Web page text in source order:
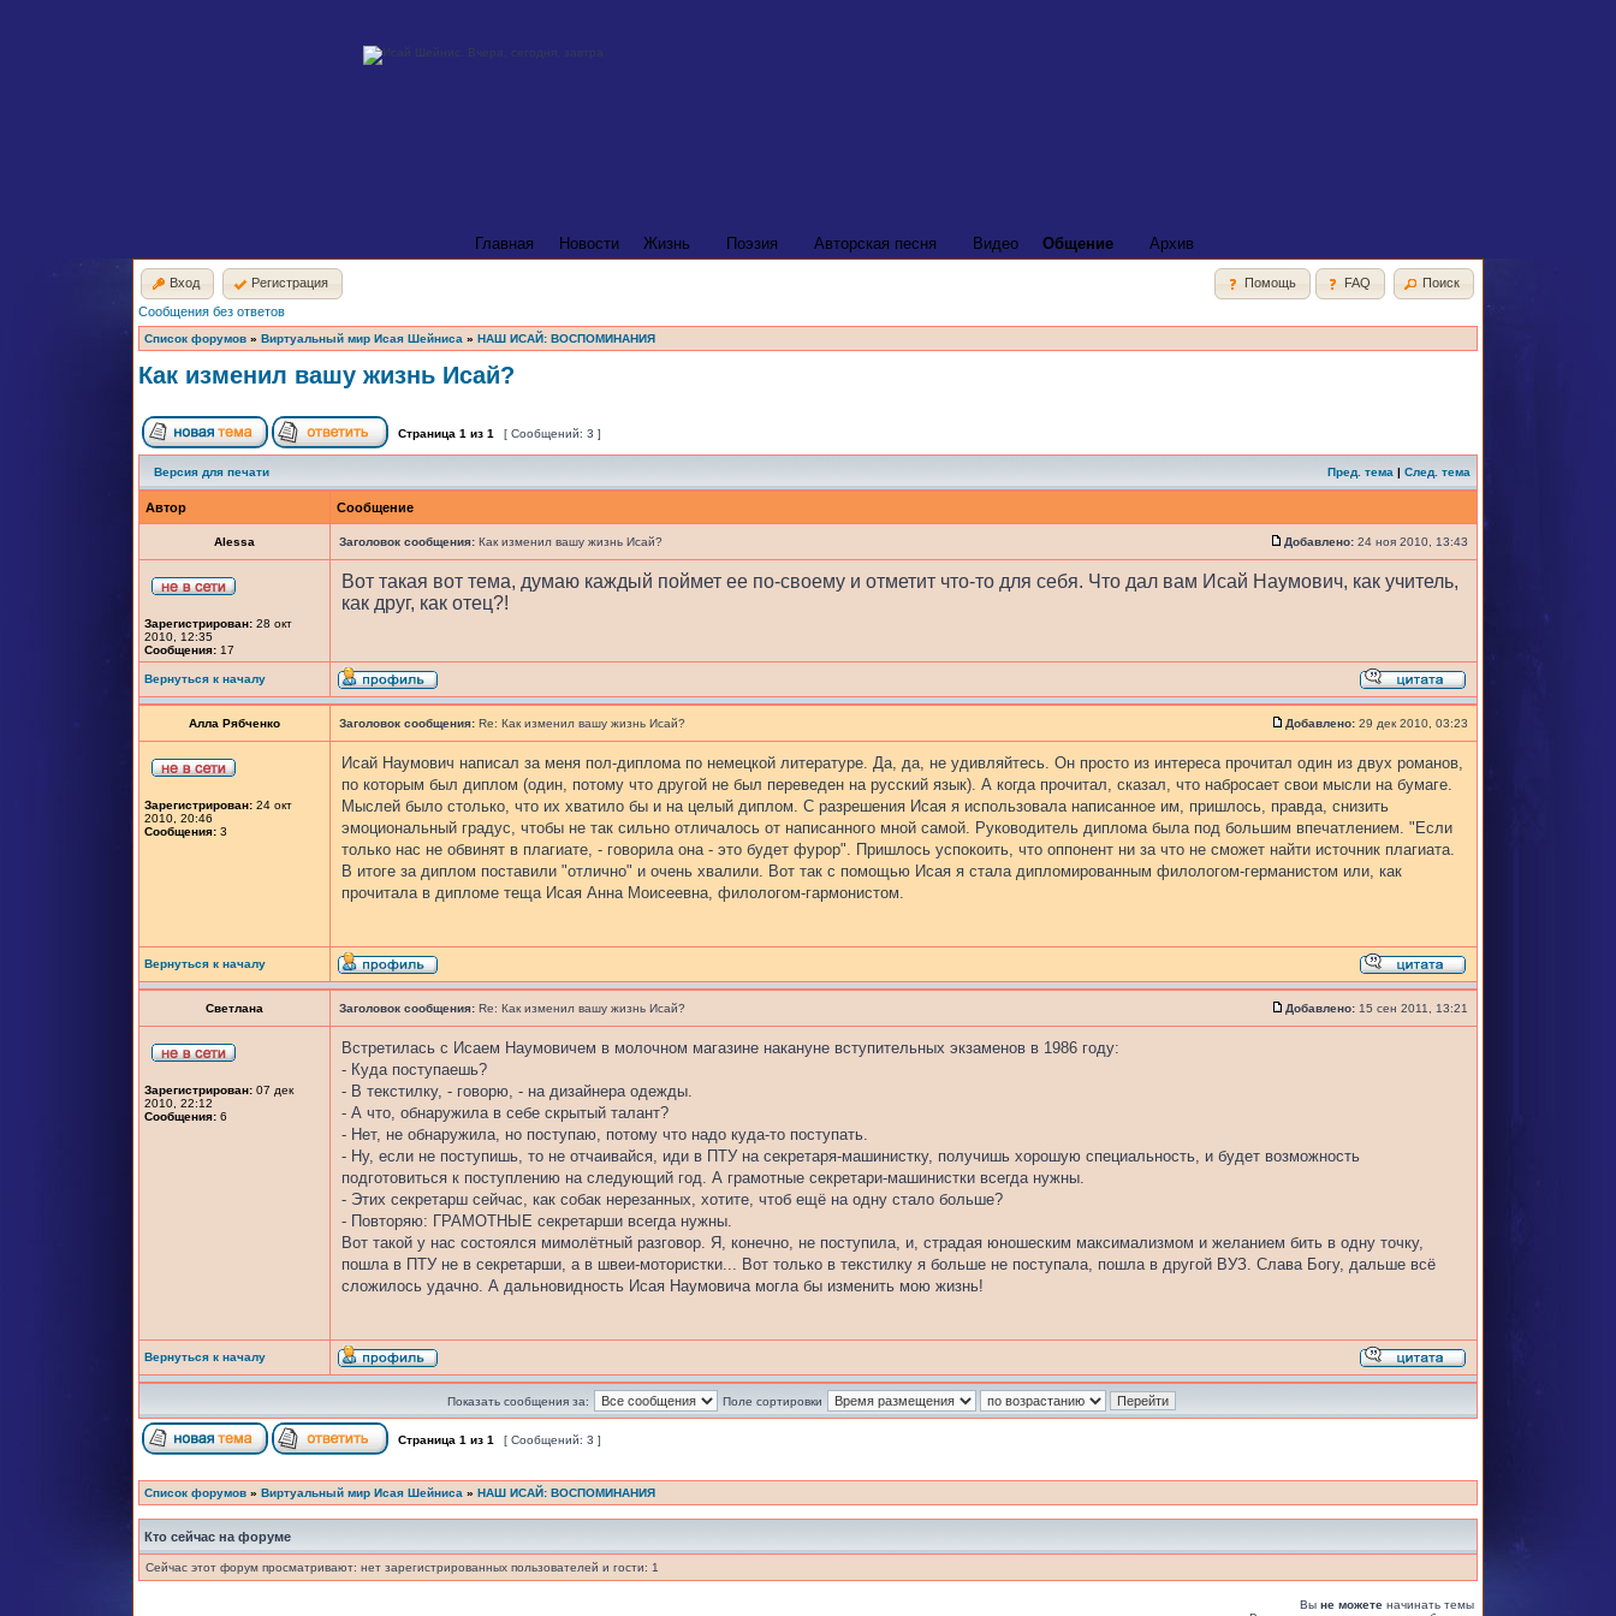
Главная Новости Жизнь Поэзия Авторская песня Видео Общение Архив
Вход Регистрация Помощь FAQ
Поиск
Сообщения без ответов
Список форумов » Виртуальный мир Исая Шейниса » НАШ ИСАЙ: ВОСПОМИНАНИЯ
Как изменил вашу жизнь Исай?
Страница 1 из 1 [ Сообщений: 3 ]
Версия для печати Пред. тема | След. тема
Автор Сообщение
Alessa Заголовок сообщения: Как изменил вашу жизнь Исай? Добавлено: 24 ноя 2010, 13:43
Зарегистрирован: 28 окт
2010, 12:35
Сообщения: 17
Вот такая вот тема, думаю каждый поймет ее по-своему и отметит что-то для себя. Что дал вам Исай Наумович, как учитель,
как друг, как отец?!
Вернуться к началу
Алла Рябченко Заголовок сообщения: Re: Как изменил вашу жизнь Исай? Добавлено: 29 дек 2010, 03:23
Зарегистрирован: 24 окт
2010, 20:46
Сообщения: 3
Исай Наумович написал за меня пол-диплома по немецкой литературе. Да, да, не удивляйтесь. Он просто из интереса прочитал один из двух романов,
по которым был диплом (один, потому что другой не был переведен на русский язык). А когда прочитал, сказал, что набросает свои мысли на бумаге.
Мыслей было столько, что их хватило бы и на целый диплом. С разрешения Исая я использовала написанное им, пришлось, правда, снизить
эмоциональный градус, чтобы не так сильно отличалось от написанного мной самой. Руководитель диплома была под большим впечатлением. "Если
только нас не обвинят в плагиате, - говорила она - это будет фурор". Пришлось успокоить, что оппонент ни за что не сможет найти источник плагиата.
В итоге за диплом поставили "отлично" и очень хвалили. Вот так с помощью Исая я стала дипломированным филологом-германистом или, как
прочитала в дипломе теща Исая Анна Моисеевна, филологом-гармонистом.
Вернуться к началу
Светлана Заголовок сообщения: Re: Как изменил вашу жизнь Исай? Добавлено: 15 сен 2011, 13:21
Зарегистрирован: 07 дек
2010, 22:12
Сообщения: 6
Встретилась с Исаем Наумовичем в молочном магазине накануне вступительных экзаменов в 1986 году:
- Куда поступаешь?
- В текстилку, - говорю, - на дизайнера одежды.
- А что, обнаружила в себе скрытый талант?
- Нет, не обнаружила, но поступаю, потому что надо куда-то поступать.
- Ну, если не поступишь, то не отчаивайся, иди в ПТУ на секретаря-машинистку, получишь хорошую специальность, и будет возможность
подготовиться к поступлению на следующий год. А грамотные секретари-машинистки всегда нужны.
- Этих секретарш сейчас, как собак нерезанных, хотите, чтоб ещё на одну стало больше?
- Повторяю: ГРАМОТНЫЕ секретарши всегда нужны.
Вот такой у нас состоялся мимолётный разговор. Я, конечно, не поступила, и, страдая юношеским максимализмом и желанием бить в одну точку,
пошла в ПТУ не в секретарши, а в швеи-мотористки... Вот только в текстилку я больше не поступала, пошла в другой ВУЗ. Слава Богу, дальше всё
сложилось удачно. А дальновидность Исая Наумовича могла бы изменить мою жизнь!
Вернуться к началу
Показать сообщения за: Поле сортировки
Страница 1 из 1 [ Сообщений: 3 ]
Список форумов » Виртуальный мир Исая Шейниса » НАШ ИСАЙ: ВОСПОМИНАНИЯ
Кто сейчас на форуме
Сейчас этот форум просматривают: нет зарегистрированных пользователей и гости: 1
Вы не можете начинать темы